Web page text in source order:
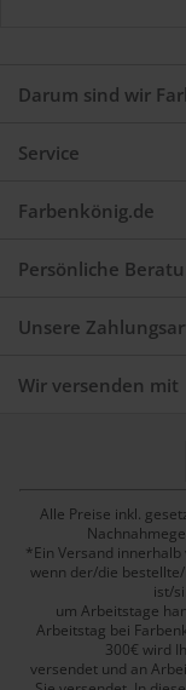
Darum sind wir
Service
Farbenkönig.de
Persönliche
Unsere
Wir versenden mit
Alle Preise inkl.
*Ein Versand
wenn der/die
ist/
um Arbeitstage
Arbeitstag bei
300€ wird
versendet und an